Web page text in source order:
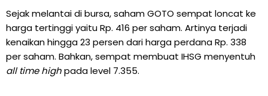
Sejak melantai di bursa, saham GOTO sempat loncat ke
harga tertinggi yaitu Rp. 416 per saham. Artinya terjadi
kenaikan hingga 23 persen dari harga perdana Rp. 338
per saham. Bahkan, sempat membuat IHSG menyentuh
all time highpada level 7.355.